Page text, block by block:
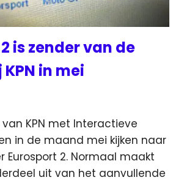
is zender van de
in mei
KPN met Interactieve
in de maand mei kijken naar
Eurosport 2. Normaal maakt
uit van het aanvullende